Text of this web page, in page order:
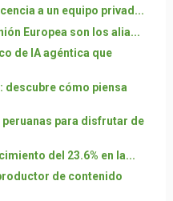
a un equipo privad...
Europea son los alia...
de IA agéntica que
descubre cómo piensa
para disfrutar de
del 23.6% en la...
de contenido